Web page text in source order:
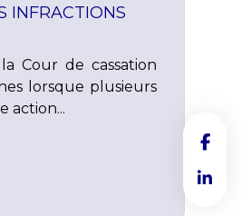
INFRACTIONS
Cour de cassation
lorsque plusieurs
action...